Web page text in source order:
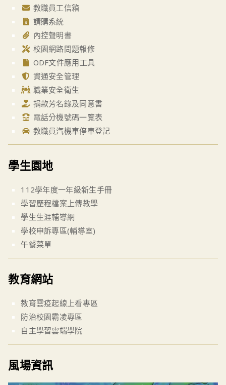
教職員工信箱
請購系統
內控聲明書
校園網路問題報修
ODF文件應用工具
資通安全管理
職業安全衛生
捐款芳名錄及同意書
電話分機號碼一覽表
教職員汽機車停車登記
學生園地
112學年度一年級新生手冊
學習歷程檔案上傳教學
學生生涯輔導網
學校申訴專區(輔導室)
午餐菜單
教育網站
教育雲疫起線上看專區
防治校園霸凌專區
自主學習雲端學院
風場資訊